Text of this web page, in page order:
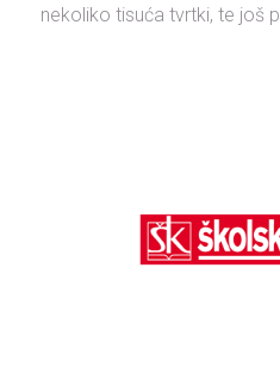
nekoliko tisuća tvrtki, te još